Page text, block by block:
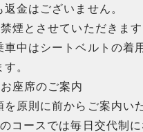
金はございません。
煙とさせていただきます
車中はシートベルトの着
。
座席のご案内
を原則に前からご案内い
コースでは毎日交代制に